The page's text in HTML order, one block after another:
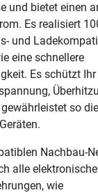
und bietet einen
Es realisiert
und
eine schnellere
Es schützt Ihr
so
Nachbau-
alle
wie